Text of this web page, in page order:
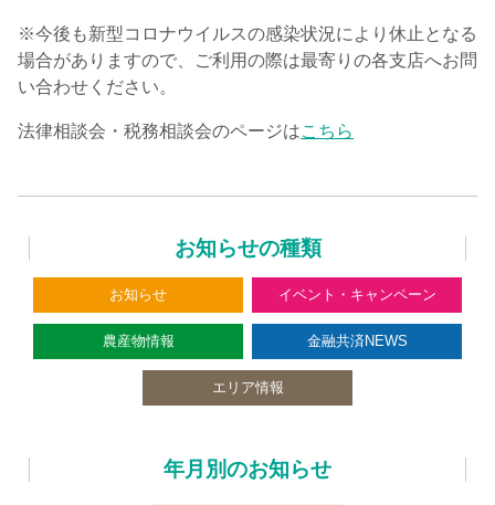
※今後も新型コロナウイルスの感染状況により休止となる
場合がありますので、ご利用の際は最寄りの各支店へお問
い合わせください。
法律相談会・税務相談会のページはこちら
お知らせの種類
お知らせ イベント・キャンペーン
農産物情報 金融共済NEWS
エリア情報
年月別のお知らせ